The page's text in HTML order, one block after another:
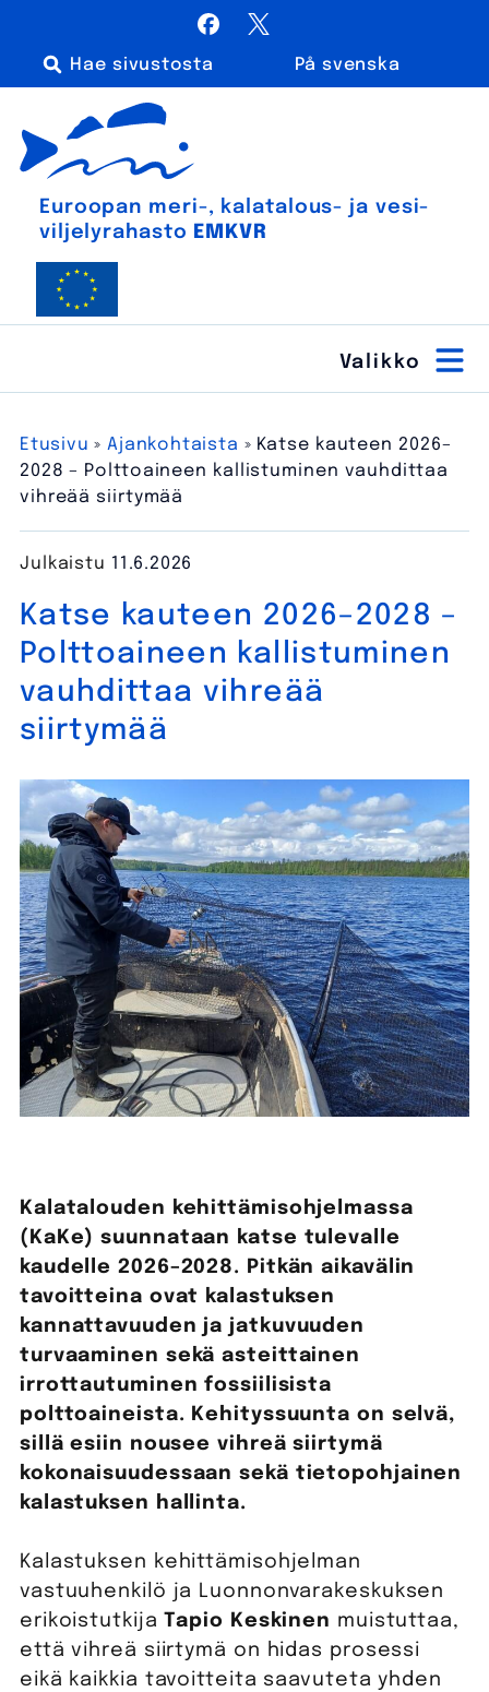
Facebook
På svenska
Haku:
Euroopan meri-, kalatalous- ja vesiviljelyrahasto
Euroopan meri-, kala­talous- ja vesi­
viljely­rahasto
EMKVR
Etusivu »Ajankohtaista » Katse kauteen 2026–
2028 – Polttoaineen kallistuminen vauhdittaa
vihreää siirtymää
Katse kauteen 2026–2028 –
Polttoaineen kallistuminen
vauhdittaa vihreää
siirtymää
Julkaistu 11.6.2026
Kalatalouden kehittämisohjelmassa
(KaKe) suunnataan katse tulevalle
kaudelle 2026–2028. Pitkän aikavälin
tavoitteina ovat kalastuksen
kannattavuuden ja jatkuvuuden
turvaaminen sekä asteittainen
irrottautuminen fossiilisista
polttoaineista. Kehityssuunta on selvä,
sillä esiin nousee vihreä siirtymä
kokonaisuudessaan sekä tietopohjainen
kalastuksen hallinta.
Kalastuksen kehittämisohjelman
vastuuhenkilö ja Luonnonvarakeskuksen
erikoistutkijaTapio Keskinen muistuttaa,
että vihreä siirtymä on hidas prosessi
eikä kaikkia tavoitteita saavuteta yhden